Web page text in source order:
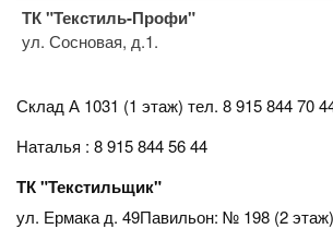
ТК "Текстиль-Профи"
ул. Сосновая, д.1.
Склад А 1031 (1 этаж) тел. 8 915 844 70
Наталья : 8 915 844 56 44
ТК "Текстильщик"
ул. Ермака д. 49Павильон: № 198 (2